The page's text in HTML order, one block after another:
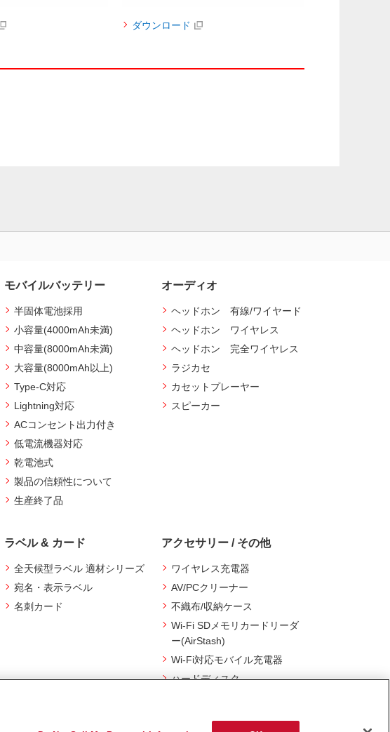
ダウンロード
モバイルバッテリー
半固体電池採用
小容量(4000mAh未満)
中容量(8000mAh未満)
大容量(8000mAh以上)
Type-C対応
Lightning対応
ACコンセント出力付き
低電流機器対応
乾電池式
製品の信頼性について
生産終了品
オーディオ
ヘッドホン 有線/ワイヤード
ヘッドホン ワイヤレス
ヘッドホン 完全ワイヤレス
ラジカセ
カセットプレーヤー
スピーカー
ラベル & カード
全天候型ラベル 適材シリーズ
宛名・表示ラベル
名刺カード
アクセサリー / その他
ワイヤレス充電器
AV/PCクリーナー
不織布/収納ケース
Wi-Fi SDメモリカードリーダ
ー(AirStash)
Wi-Fi対応モバイル充電器
ハードディスク